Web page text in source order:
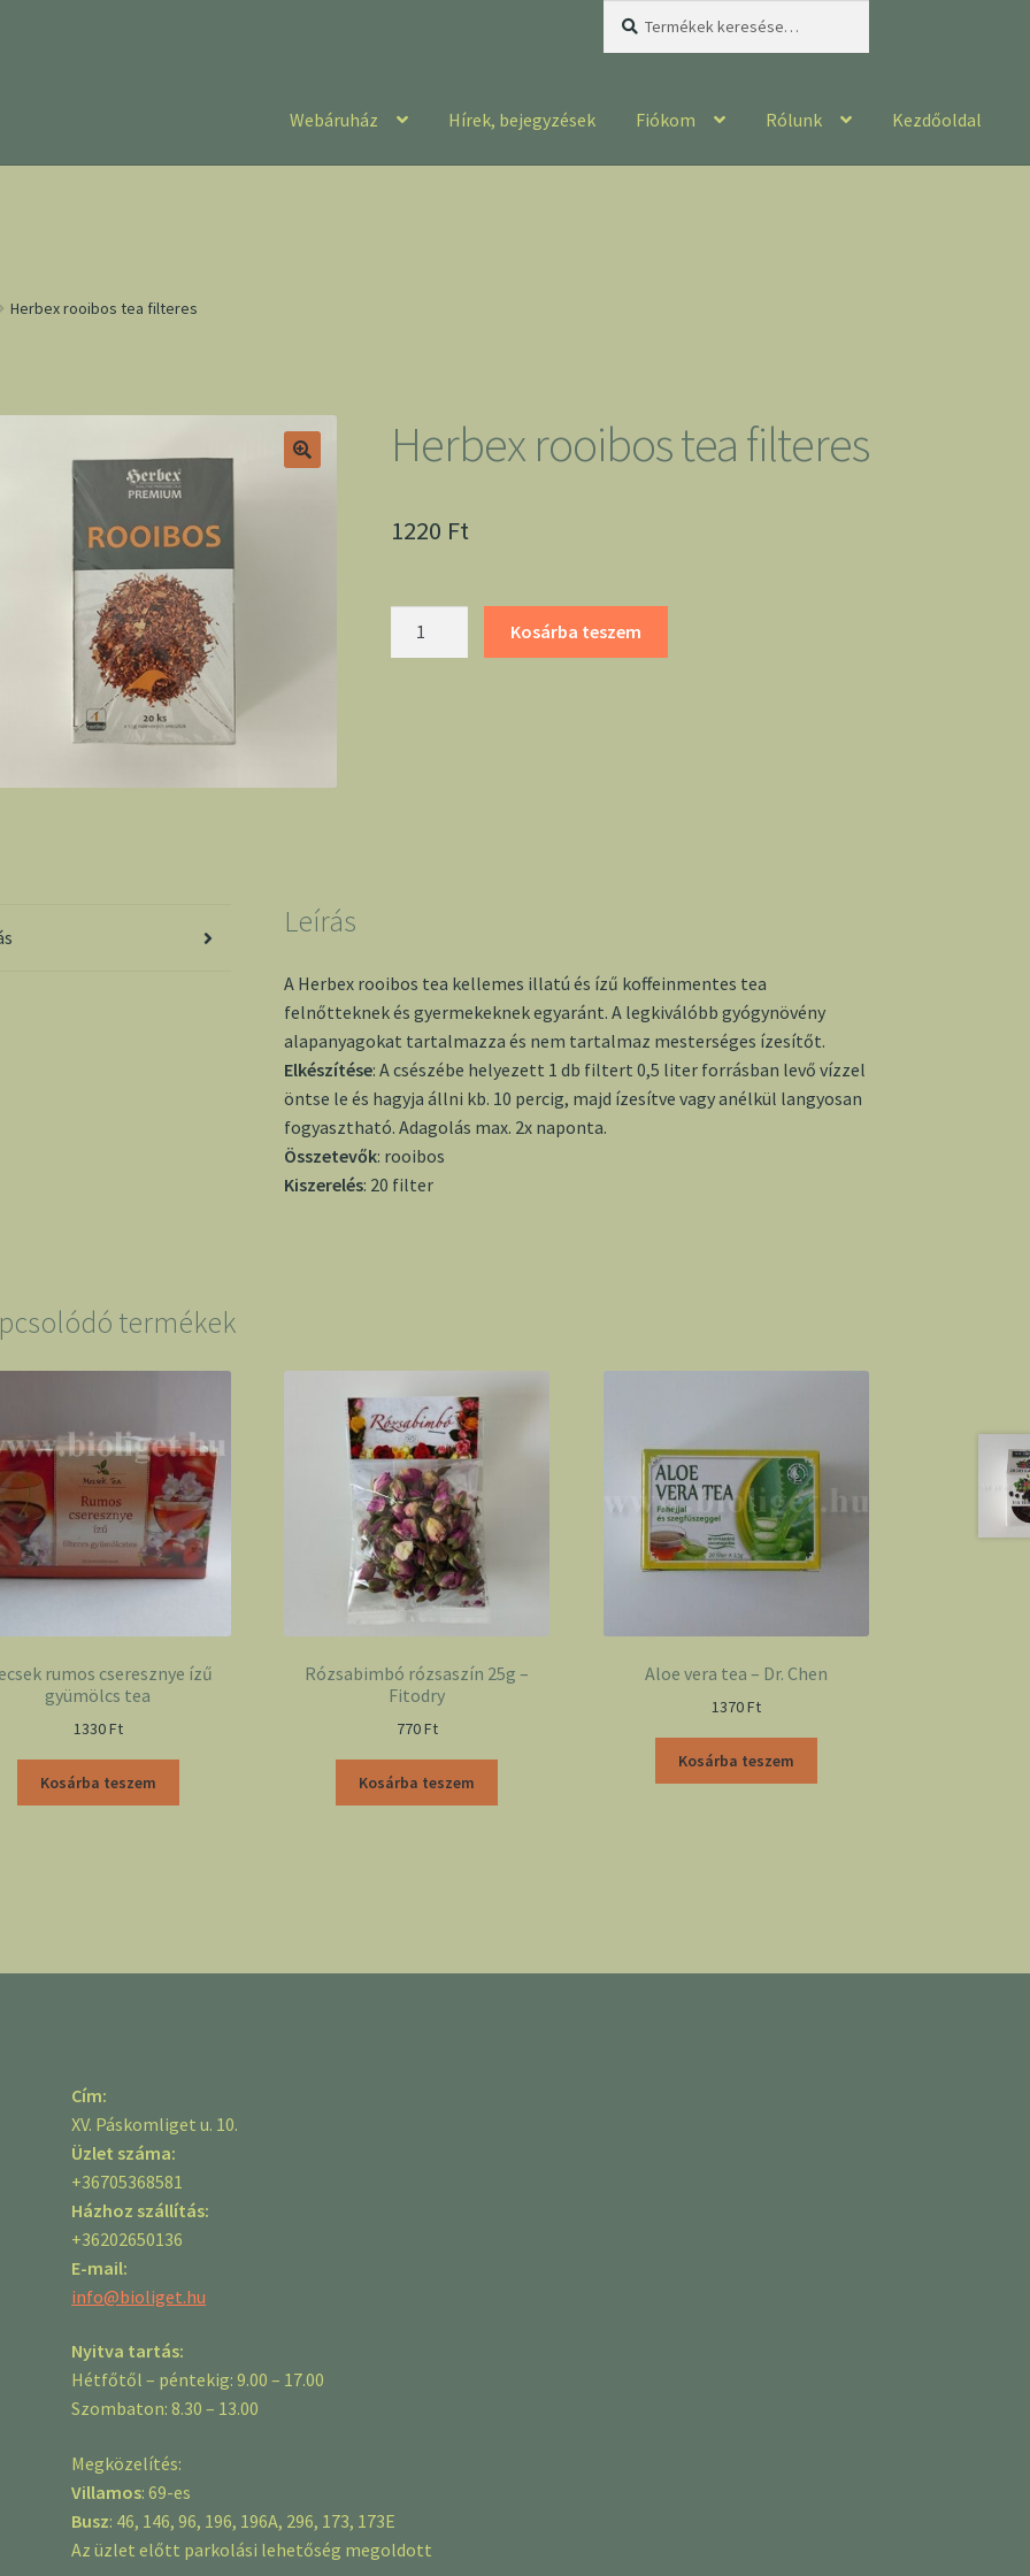
Webáruház Hírek, bejegyzések Fiókom Rólunk Kezdőoldal
Herbex rooibos tea filteres
Herbex rooibos tea filteres
1220 Ft
Kosárba teszem
Leírás
A Herbex rooibos tea kellemes illatú és ízű koffeinmentes tea
felnőtteknek és gyermekeknek egyaránt. A legkiválóbb gyógynövény
alapanyagokat tartalmazza és nem tartalmaz mesterséges ízesítőt.
Elkészítése: A csészébe helyezett 1 db filtert 0,5 liter forrásban levő vízzel
öntse le és hagyja állni kb. 10 percig, majd ízesítve vagy anélkül langyosan
fogyasztható. Adagolás max. 2x naponta.
Összetevők: rooibos
Kiszerelés: 20 filter
termékek
rumos cseresznye ízű
gyümölcs tea
1330Ft
Kosárba teszem
Rózsabimbó rózsaszín 25g –
Fitodry
770Ft
Kosárba teszem
Aloe vera tea – Dr. Chen
1370Ft
Kosárba teszem
Cím:
XV. Páskomliget u. 10.
Üzlet száma:
+36705368581
Házhoz szállítás:
+36202650136
E-mail:
info@bioliget.hu
Nyitva tartás:
Hétfőtől – péntekig: 9.00 – 17.00
Szombaton: 8.30 – 13.00
Megközelítés:
Villamos: 69-es
Busz: 46, 146, 96, 196, 196A, 296, 173, 173E
Az üzlet előtt parkolási lehetőség megoldott